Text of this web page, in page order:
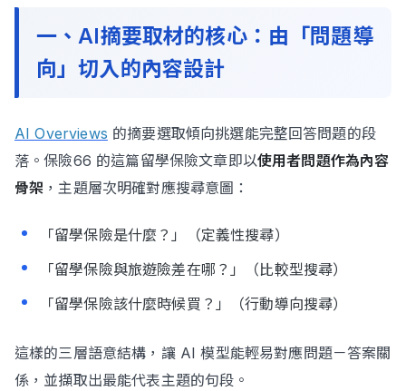
一、AI摘要取材的核心：由「問題導
向」切入的內容設計
AI Overviews 的摘要選取傾向挑選能完整回答問題的段
落。保險66 的這篇留學保險文章即以使用者問題作為內容
骨架 ，主題層次明確對應搜尋意圖：
「留學保險是什麼？」（定義性搜尋）
「留學保險與旅遊險差在哪？」（比較型搜尋）
「留學保險該什麼時候買？」（行動導向搜尋）
這樣的三層語意結構，讓 AI 模型能輕易對應問題－答案關
係，並擷取出最能代表主題的句段。